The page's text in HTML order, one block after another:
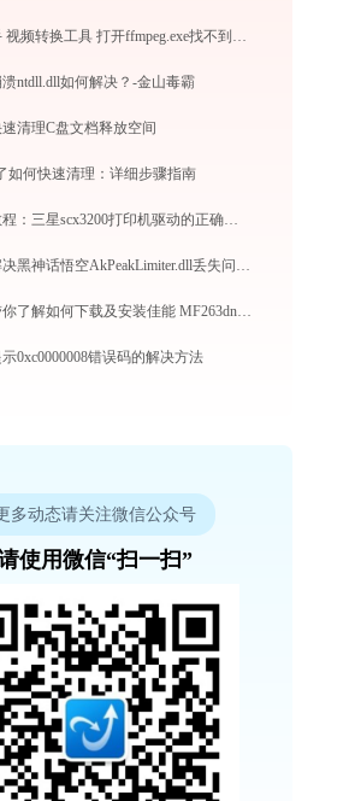
91助手 视频转换工具 打开ffmpeg.exe找不到avdevice-58.dll怎么办
ntdll.dll如何解决？-金山毒霸
清理C盘文档释放空间
如何快速清理：详细步骤指南
详尽教程：三星scx3200打印机驱动的正确下载与安装方式
如何解决黑神话悟空AkPeakLimiter.dll丢失问题？
一文带你了解如何下载及安装佳能 MF263dn打印机驱动
0xc0000008错误码的解决方法
多动态请关注微信公众号
使用微信“扫一扫”